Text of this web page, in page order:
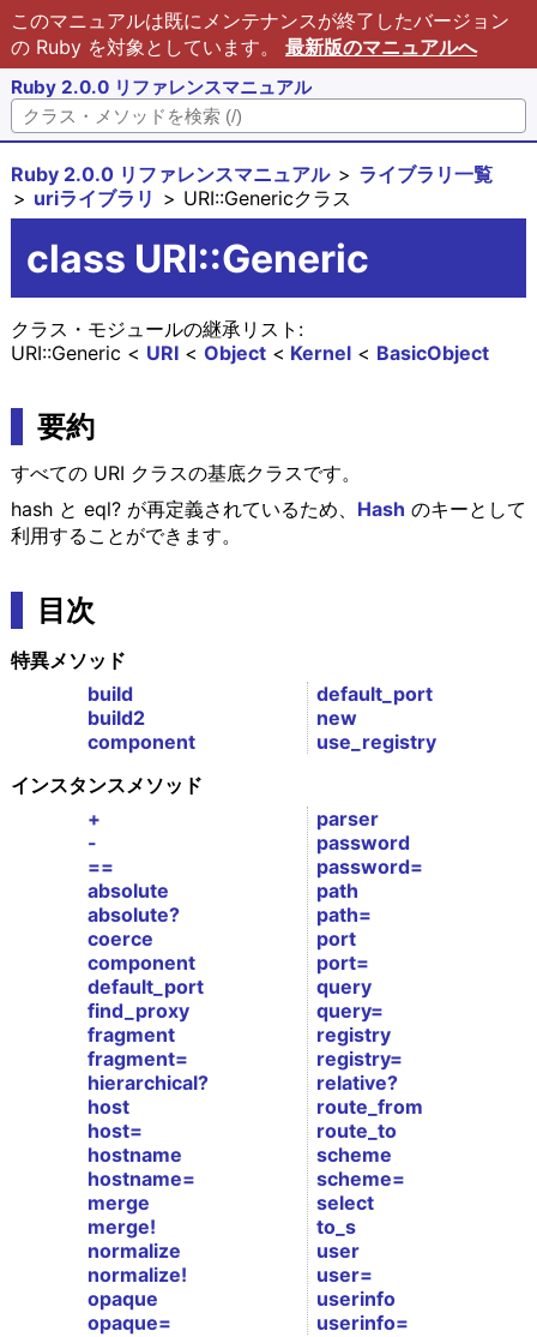
このマニュアルは既にメンテナンスが終了したバージョン
の Ruby を対象としています。 最新版のマニュアルへ
Ruby 2.0.0 リファレンスマニュアル
Ruby 2.0.0 リファレンスマニュアル
ライブラリ一覧
uriライブラリ
URI::Genericクラス
class URI::Generic
クラス・モジュールの継承リスト:
BasicObject
Kernel
Object
URI
URI::Generic
要約
すべての URI クラスの基底クラスです。
hash と eql? が再定義されているため、 Hash のキーとして
利用することができます。
目次
特異メソッド
build
build2
component
default_port
new
use_registry
インスタンスメソッド
+
-
==
absolute
absolute?
coerce
component
default_port
find_proxy
fragment
fragment=
hierarchical?
host
host=
hostname
hostname=
merge
merge!
normalize
normalize!
opaque
opaque=
parser
password
password=
path
path=
port
port=
query
query=
registry
registry=
relative?
route_from
route_to
scheme
scheme=
select
to_s
user
user=
userinfo
userinfo=